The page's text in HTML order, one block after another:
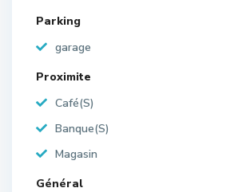
Parking
garage
Proximite
Café(S)
Banque(S)
Magasin
Général